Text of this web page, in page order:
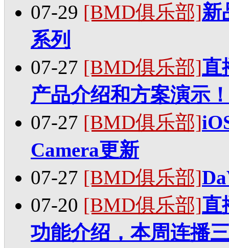
07-29 [BMD俱乐部]新
系列
07-27 [BMD俱乐部]直
产品介绍和方案演示
07-27 [BMD俱乐部]
Camera更新
07-27 [BMD俱乐部]
07-20 [BMD俱乐部]直
功能介绍，本周连播